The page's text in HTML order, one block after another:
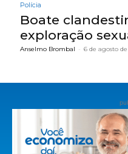
Polícia
Boate
exploração
Anselmo Brombal - 6 de agosto